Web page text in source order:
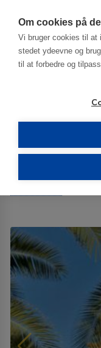
Om cookies på
Vi bruger cookies til at
stedet ydeevne og
til at forbedre og